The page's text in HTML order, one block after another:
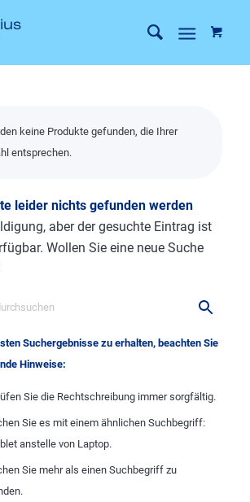
keine Produkte gefunden, die Ihrer
entsprechen.
leider nichts gefunden werden
aber der gesuchte Eintrag ist
Wollen Sie eine neue Suche
Suchergebnisse zu erhalten, beachten Sie
Hinweise:
Sie die Rechtschreibung immer sorgfältig.
Sie es mit einem ähnlichen Suchbegriff:
anstelle von Laptop.
Sie mehr als einen Suchbegriff zu